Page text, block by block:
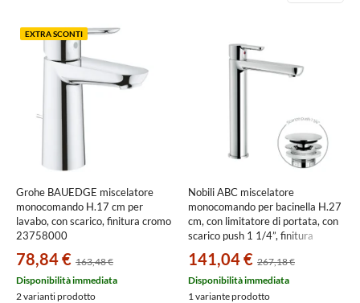
EXTRA SCONTI
Grohe BAUEDGE miscelatore
monocomando H.17 cm per
lavabo, con scarico, finitura cromo
23758000
78,84 € 163,48 €
Disponibilità immediata
2 varianti prodotto
Nobili ABC miscelatore
monocomando per bacinella H.27
cm, con limitatore di portata, con
scarico push 1 1/4”, finitura
141,04 € 267,18 €
Disponibilità immediata
1 variante prodotto